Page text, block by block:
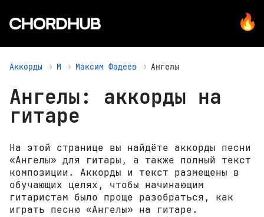
Аккорды М Максим Фадеев Ангелы
Ангелы: аккорды на
гитаре
На этой странице вы найдёте аккорды песни
«Ангелы» для гитары, а также полный текст
композиции. Аккорды и текст размещены в
обучающих целях, чтобы начинающим
гитаристам было проще разобраться, как
играть песню «Ангелы» на гитаре.